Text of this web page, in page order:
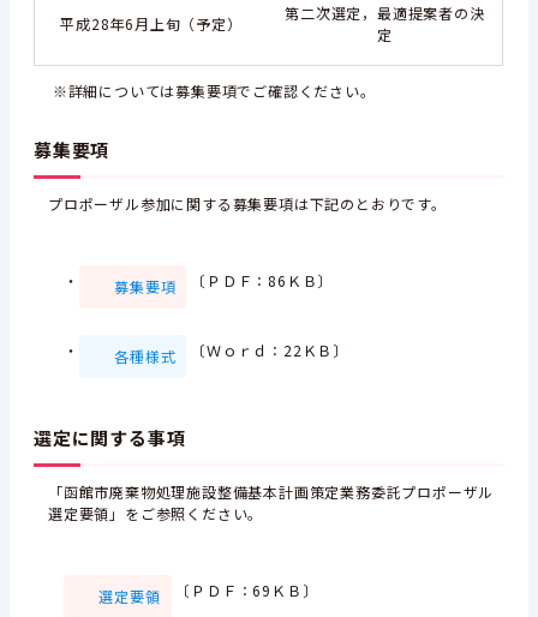
平成28年6月上旬（予定）
第二次選定，最適提案者の決
定
※詳細については募集要項でご確認ください。
募集要項
プロポーザル参加に関する募集要項は下記のとおりです。
・ 募集要項 〔ＰＤＦ：86ＫＢ〕
・ 各種様式 〔Ｗｏｒｄ：22ＫＢ〕
選定に関する事項
「函館市廃棄物処理施設整備基本計画策定業務委託プロポーザル
選定要領」をご参照ください。
選定要領 〔ＰＤＦ：69ＫＢ〕